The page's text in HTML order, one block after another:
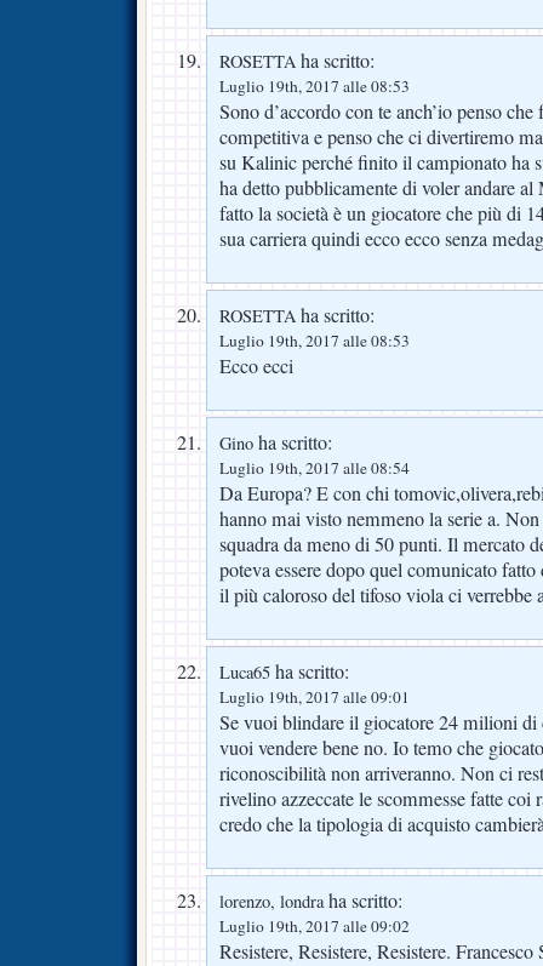
ROSETTA ha scritto:
Luglio 19th, 2017 alle 08:53
Sono d’accordo con te anch’io penso
competitiva e penso che ci divertiremo
su Kalinic perché finito il campionato ha
ha detto pubblicamente di voler andare
fatto la società è un giocatore che più di
sua carriera quindi ecco ecco senza
ROSETTA ha scritto:
Luglio 19th, 2017 alle 08:53
Ecco ecci
Gino ha scritto:
Luglio 19th, 2017 alle 08:54
Da Europa? E con chi
hanno mai visto nemmeno la serie a.
squadra da meno di 50 punti. Il mercato
poteva essere dopo quel comunicato
il più caloroso del tifoso viola ci verrebbe
Luca65 ha scritto:
Luglio 19th, 2017 alle 09:01
Se vuoi blindare il giocatore 24 milioni di
vuoi vendere bene no. Io temo che
riconoscibilità non arriveranno. Non ci
rivelino azzeccate le scommesse fatte coi
credo che la tipologia di acquisto
lorenzo, londraha scritto:
Luglio 19th, 2017 alle 09:02
Resistere, Resistere, Resistere. Francesco